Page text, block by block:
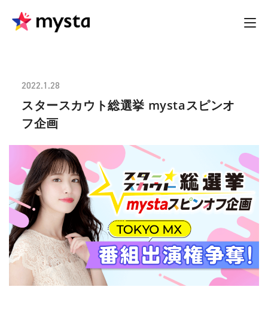
2022.1.28
スタースカウト総選挙 mystaスピンオ
フ企画